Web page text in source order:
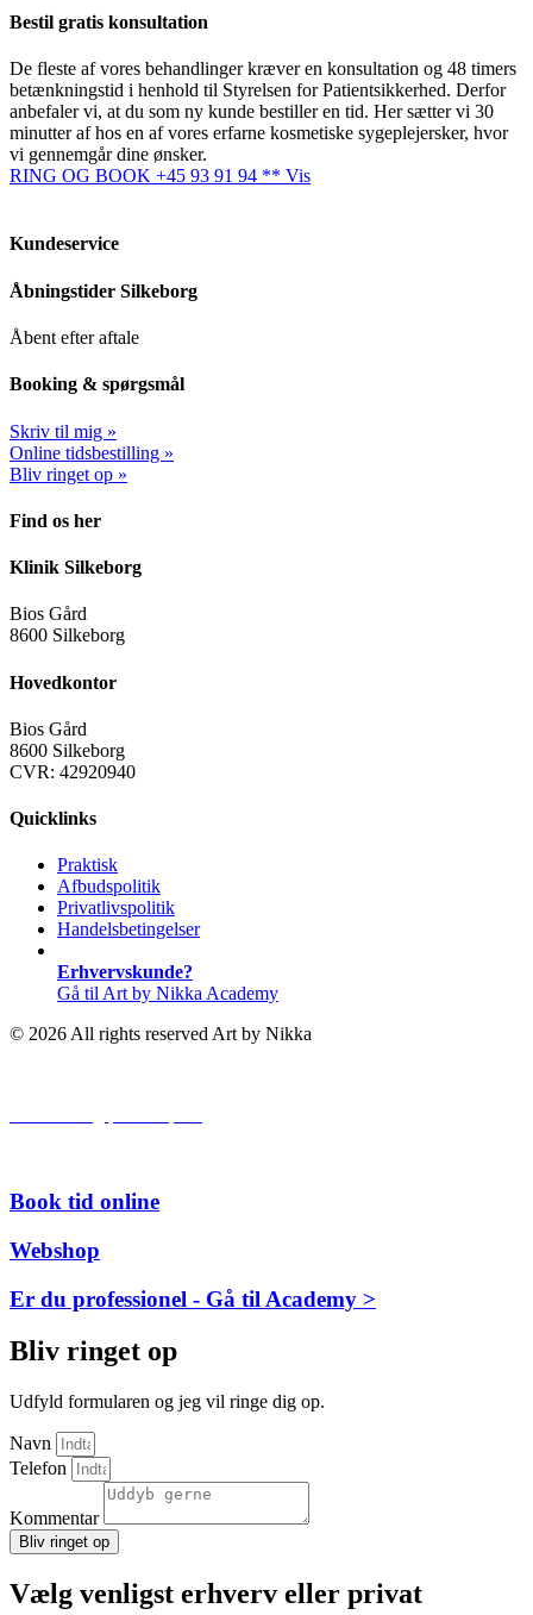
Bestil gratis konsultation
De fleste af vores behandlinger kræver en konsultation og 48 timers
betænkningstid i henhold til Styrelsen for Patientsikkerhed. Derfor
anbefaler vi, at du som ny kunde bestiller en tid. Her sætter vi 30
minutter af hos en af vores erfarne kosmetiske sygeplejersker, hvor
vi gennemgår dine ønsker.
RING OG BOOK +45 93 91 94 ** Vis
Kundeservice
Åbningstider Silkeborg
Åbent efter aftale
Booking & spørgsmål
Skriv til mig »
Online tidsbestilling »
Bliv ringet op »
Find os her
Klinik Silkeborg
Bios Gård
8600 Silkeborg
Hovedkontor
Bios Gård
8600 Silkeborg
CVR: 42920940
Quicklinks
Praktisk
Afbudspolitik
Privatlivspolitik
Handelsbetingelser
Erhvervskunde?
Gå til Art by Nikka Academy
© 2026 All rights reserved Art by Nikka
Book tid online
Webshop
Er du professionel - Gå til Academy >
Bliv ringet op
Udfyld formularen og jeg vil ringe dig op.
Navn
Telefon
Kommentar
Bliv ringet op
Vælg venligst erhverv eller privat